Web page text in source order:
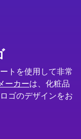
トを使用して非常
ーカーは、化粧品
ゴのデザインをお